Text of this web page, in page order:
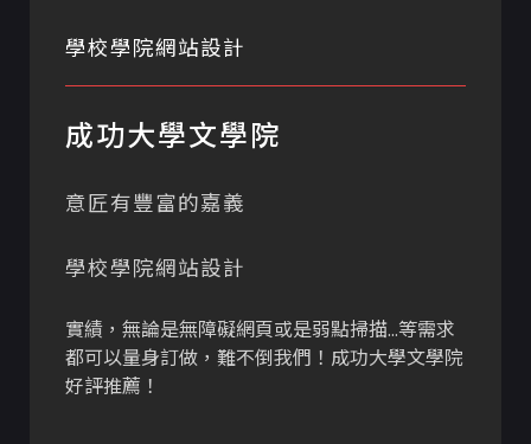
學校學院網站設計
成功大學文學院
意匠有豐富的嘉義
學校學院網站設計
實績，無論是無障礙網頁或是弱點掃描...等需求
都可以量身訂做，難不倒我們！成功大學文學院
好評推薦！